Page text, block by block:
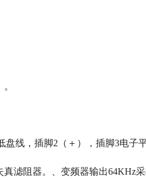
线，插脚2（＋），插脚3电子
滤阻器。、变频器输出64KHz